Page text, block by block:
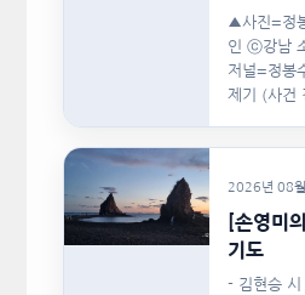
▲사진=정
인 ⓒ강남
저널=정봉
제기 (사건
2026년 08
[손영미
기도
- 김현승 시